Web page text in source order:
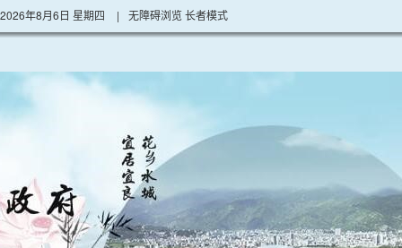
2026年8月6日 星期四 | 无障碍浏览长者模式